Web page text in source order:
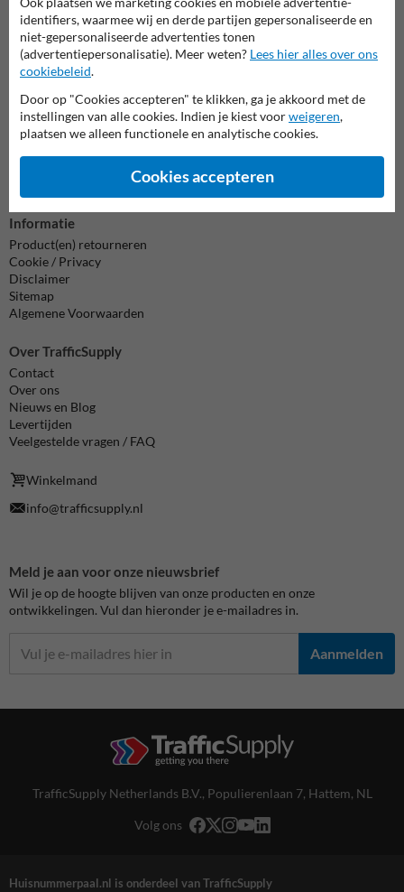
Wij zijn op werkdagen (van 8.00 tot 17.00) te bereiken op 038-
7920070.
Vragen? Stuur een e-mail naar
info@trafficsupply.nlof vul het
formulier in en we reageren zo spoedig mogelijk.
info@trafficsupply.nl
Alle contactgegevens
Informatie
Product(en) retourneren
Cookie / Privacy
Disclaimer
Sitemap
Algemene Voorwaarden
Over TrafficSupply
Contact
Over ons
Nieuws en Blog
Levertijden
Veelgestelde vragen / FAQ
Winkelmand
info@trafficsupply.nl
Meld je aan voor onze nieuwsbrief
Wil je op de hoogte blijven van onze producten en onze
ontwikkelingen. Vul dan hieronder je e-mailadres in.
Aanmelden
TrafficSupply Netherlands B.V., Populierenlaan 7, Hattem, NL
Volg ons
Huisnummerpaal.nl is onderdeel van TrafficSupply
identifiers, waarmee wij en derde partijen gepersonaliseerde en
niet-gepersonaliseerde advertenties tonen
(advertentiepersonalisatie). Meer weten? Lees hier alles over ons
cookiebeleid.
Door op "Cookies accepteren" te klikken, ga je akkoord met de
instellingen van alle cookies. Indien je kiest voorweigeren,
plaatsen we alleen functionele en analytische cookies.
Cookies accepteren